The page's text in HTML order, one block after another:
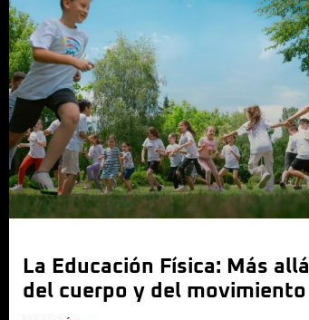
La Educación Física: Más allá
del cuerpo y del movimiento